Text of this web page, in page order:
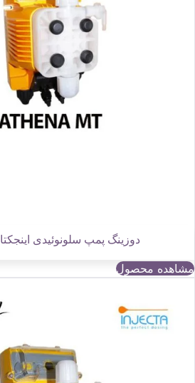
دوزینگ پمپ سلونوئیدی اینجکتا ATHENA MT
مشاهده محصول